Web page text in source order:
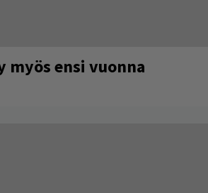
ensi vuonna